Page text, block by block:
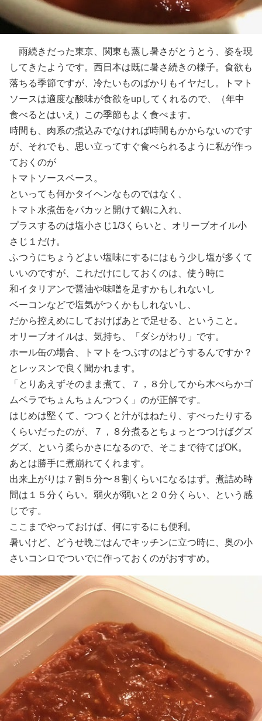
雨続きだった東京、関東も蒸し暑さがとうとう、姿を現
してきたようです。西日本は既に暑さ続きの様子。食欲も
落ちる季節ですが、冷たいものばかりもイヤだし。トマト
ソースは適度な酸味が食欲をupしてくれるので、（年中
食べるとはいえ）この季節もよく食べます。
時間も、肉系の煮込みでなければ時間もかからないのです
が、それでも、思い立ってすぐ食べられるように私が作っ
ておくのが
トマトソースベース。
といっても何かタイヘンなものではなく、
トマト水煮缶をパカッと開けて鍋に入れ、
プラスするのは塩小さじ1/3くらいと、オリーブオイル小
さじ１だけ。
ふつうにちょうどよい塩味にするにはもう少し塩が多くて
いいのですが、これだけにしておくのは、使う時に
和イタリアンで醤油や味噌を足すかもしれないし
ベーコンなどで塩気がつくかもしれないし、
だから控えめにしておけばあとで足せる、ということ。
オリーブオイルは、気持ち、「ダシがわり」です。
ホール缶の場合、トマトをつぶすのはどうするんですか？
とレッスンで良く聞かれます。
「とりあえずそのまま煮て、７，８分してから木べらかゴ
ムベラでちょんちょんつつく」のが正解です。
はじめは堅くて、つつくと汁がはねたり、すべったりする
くらいだったのが、７，８分煮るとちょっとつつけばグズ
グズ、という柔らかさになるので、そこまで待てばOK。
あとは勝手に煮崩れてくれます。
出来上がりは７割５分〜８割くらいになるはず。煮詰め時
間は１５分くらい。弱火が弱いと２０分くらい、という感
じです。
ここまでやっておけば、何にするにも便利。
暑いけど、どうせ晩ごはんでキッチンに立つ時に、奥の小
さいコンロでついでに作っておくのがおすすめ。